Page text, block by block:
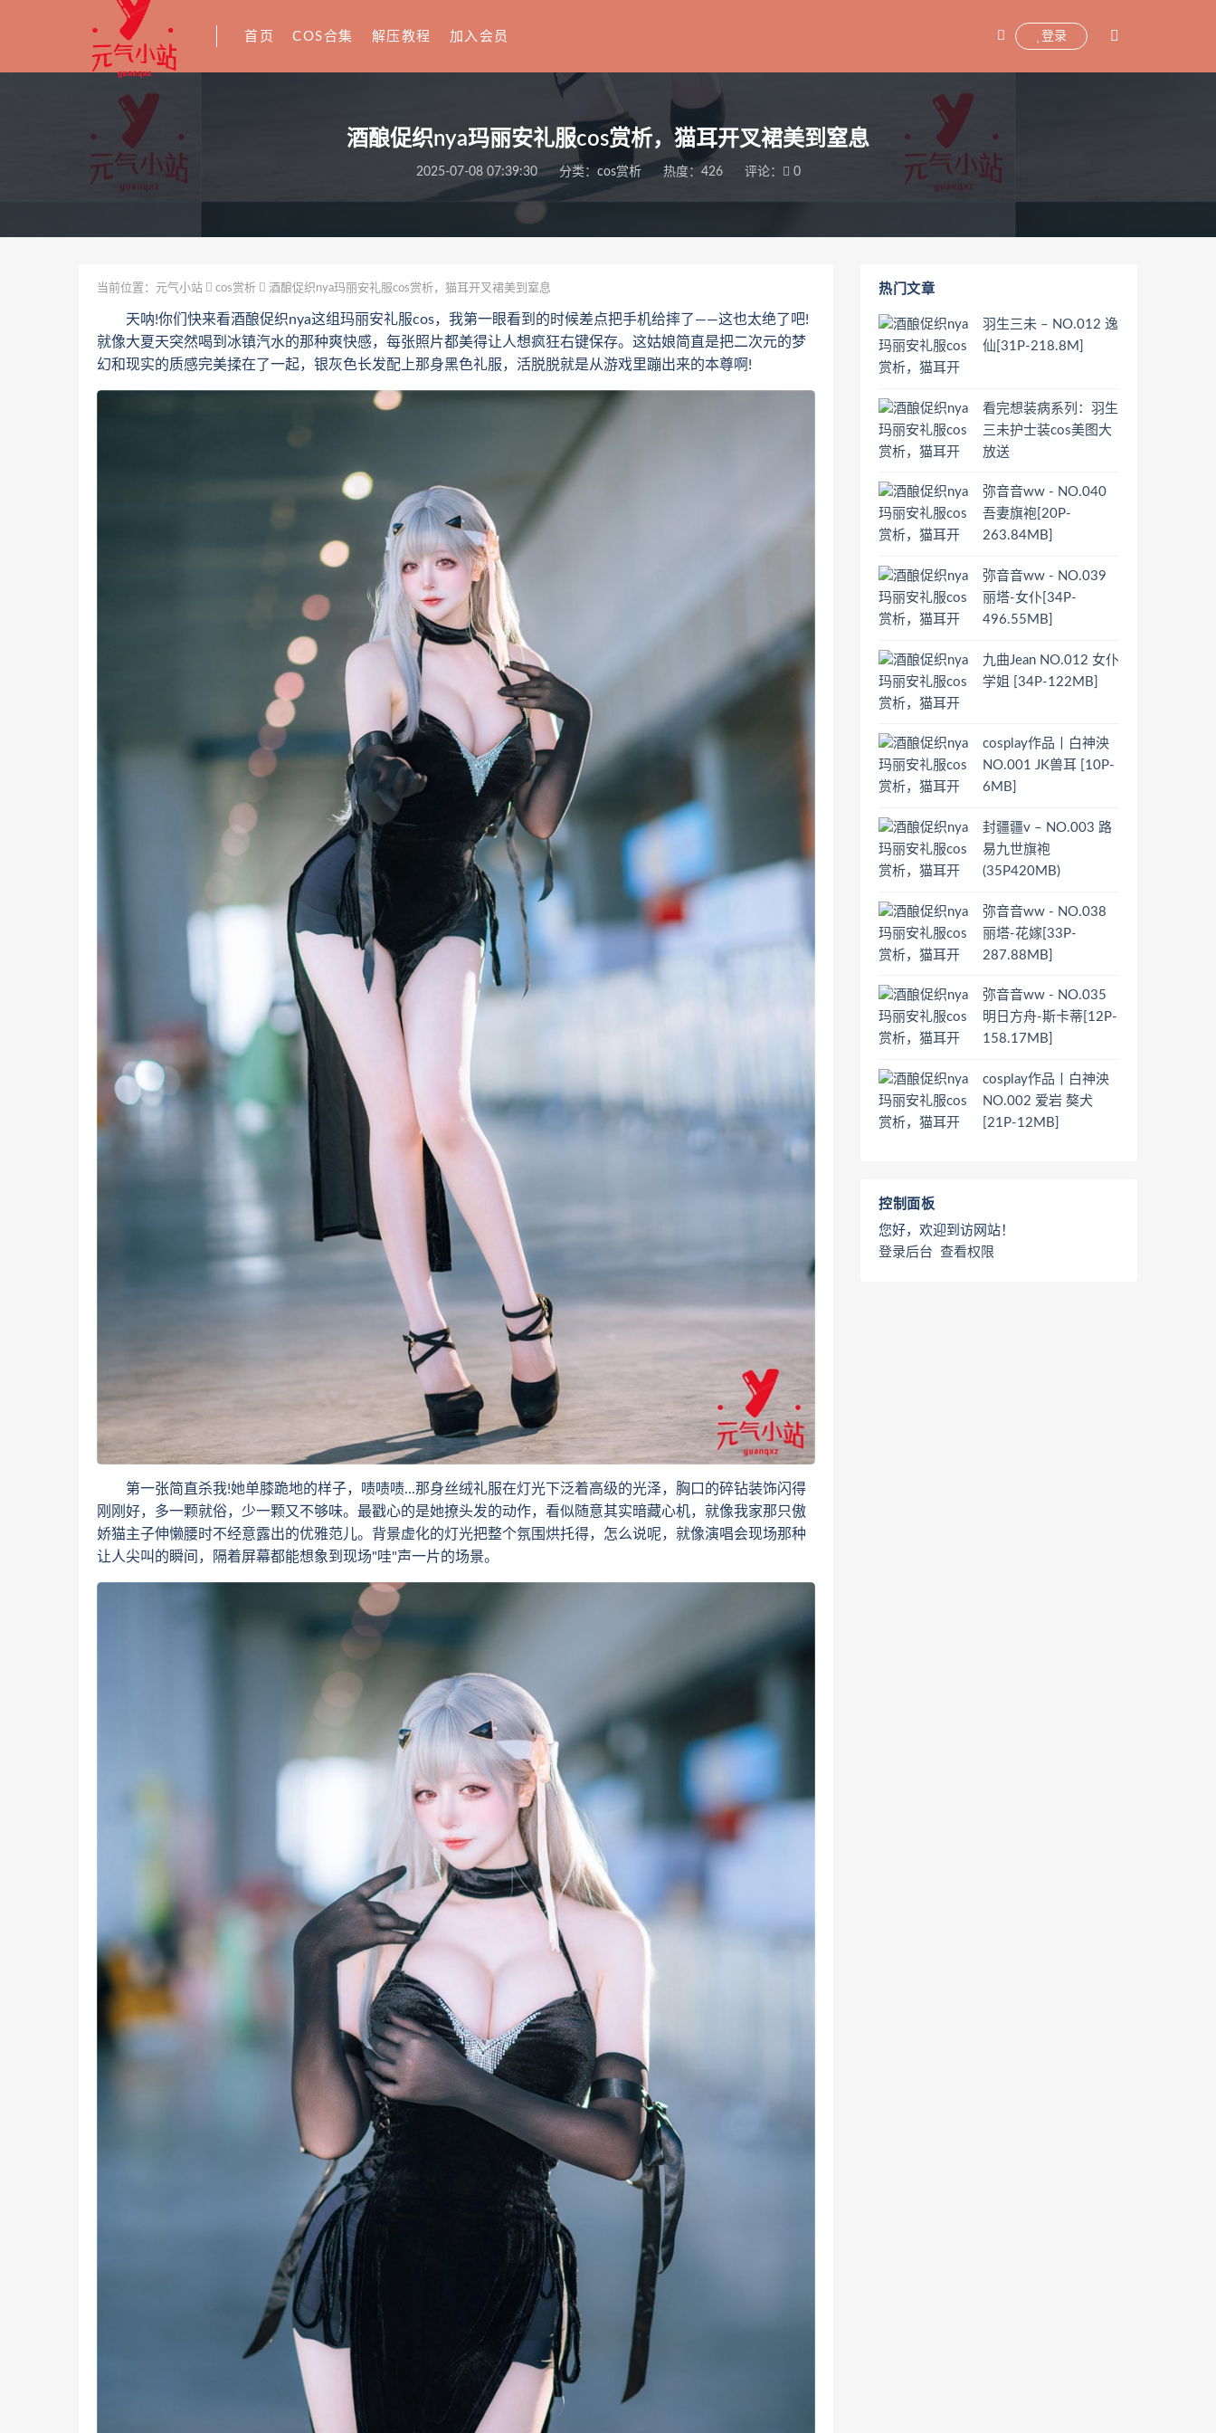
首页 COS合集 解压教程 加入会员 登录
酒酿促织nya玛丽安礼服cos赏析，猫耳开叉裙美到窒息
2025-07-08 07:39:30 分类： cos赏析 热度：426 评论： 0
当前位置： 元气小站 cos赏析 酒酿促织nya玛丽安礼服cos赏析，猫耳开叉裙美到窒息
天呐!你们快来看酒酿促织nya这组玛丽安礼服cos，我第一眼看到的时候差点把手机给摔了——这也太绝了吧!
就像大夏天突然喝到冰镇汽水的那种爽快感，每张照片都美得让人想疯狂右键保存。这姑娘简直是把二次元的梦
幻和现实的质感完美揉在了一起，银灰色长发配上那身黑色礼服，活脱脱就是从游戏里蹦出来的本尊啊!
第一张简直杀我!她单膝跪地的样子，啧啧啧...那身丝绒礼服在灯光下泛着高级的光泽，胸口的碎钻装饰闪得
刚刚好，多一颗就俗，少一颗又不够味。最戳心的是她撩头发的动作，看似随意其实暗藏心机，就像我家那只傲
娇猫主子伸懒腰时不经意露出的优雅范儿。背景虚化的灯光把整个氛围烘托得，怎么说呢，就像演唱会现场那种
让人尖叫的瞬间，隔着屏幕都能想象到现场"哇"声一片的场景。
热门文章
羽生三未 – NO.012 逸
仙[31P-218.8M]
看完想装病系列：羽生
三未护士装cos美图大
放送
弥音音ww - NO.040
吾妻旗袍[20P-
263.84MB]
弥音音ww - NO.039
丽塔-女仆[34P-
496.55MB]
九曲Jean NO.012 女仆
学姐 [34P-122MB]
cosplay作品丨白神泱
NO.001 JK兽耳 [10P-
6MB]
封疆疆v – NO.003 路
易九世旗袍
(35P420MB)
弥音音ww - NO.038
丽塔-花嫁[33P-
287.88MB]
弥音音ww - NO.035
明日方舟-斯卡蒂[12P-
158.17MB]
cosplay作品丨白神泱
NO.002 爱岩 獒犬
[21P-12MB]
控制面板
您好，欢迎到访网站！
登录后台 查看权限